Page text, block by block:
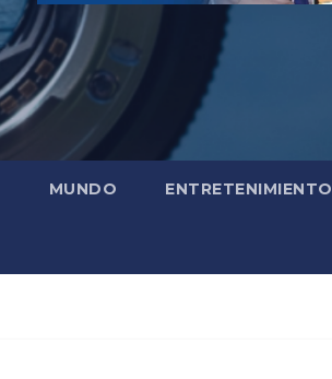
MUNDO ENTRETENIMIENTO